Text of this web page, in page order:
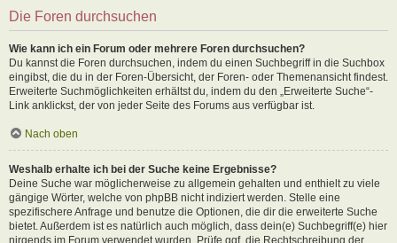
Die Foren durchsuchen
Wie kann ich ein Forum oder mehrere Foren durchsuchen?
Du kannst die Foren durchsuchen, indem du einen Suchbegriff in die Suchbox
eingibst, die du in der Foren-Übersicht, der Foren- oder Themenansicht findest.
Erweiterte Suchmöglichkeiten erhältst du, indem du den „Erweiterte Suche“-
Link anklickst, der von jeder Seite des Forums aus verfügbar ist.
Nach oben
Weshalb erhalte ich bei der Suche keine Ergebnisse?
Deine Suche war möglicherweise zu allgemein gehalten und enthielt zu viele
gängige Wörter, welche von phpBB nicht indiziert werden. Stelle eine
spezifischere Anfrage und benutze die Optionen, die dir die erweiterte Suche
bietet. Außerdem ist es natürlich auch möglich, dass dein(e) Suchbegriff(e) hier
nirgends im Forum verwendet wurden. Prüfe ggf. die Rechtschreibung der